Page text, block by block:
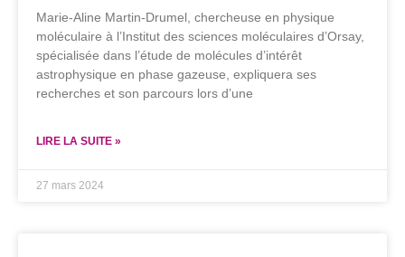
Marie-Aline Martin-Drumel, chercheuse en physique
moléculaire à l’Institut des sciences moléculaires d’Orsay,
spécialisée dans l’étude de molécules d’intérêt
astrophysique en phase gazeuse, expliquera ses
recherches et son parcours lors d’une
LIRE LA SUITE »
27 mars 2024